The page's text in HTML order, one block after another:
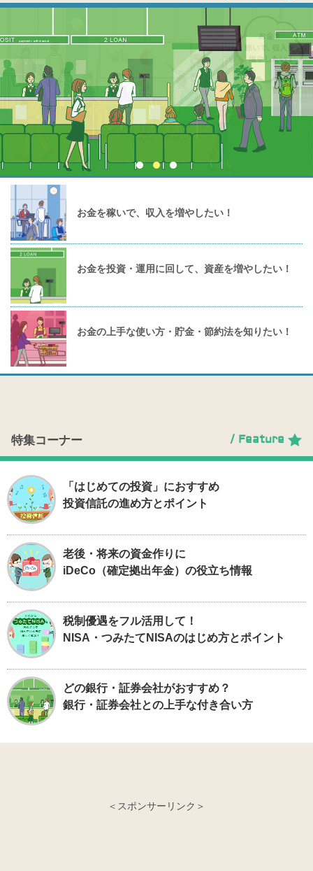
お金を稼いで、収入を増やしたい！
お金を投資・運用に回して、資産を増やしたい！
お金の上手な使い方・貯金・節約法を知りたい！
特集コーナー / Feature
「はじめての投資」におすすめ
投資信託の進め方とポイント
老後・将来の資金作りに
iDeCo（確定拠出年金）の役立ち情報
税制優遇をフル活用して！
NISA・つみたてNISAのはじめ方とポイント
どの銀行・証券会社がおすすめ？
銀行・証券会社との上手な付き合い方
＜スポンサーリンク＞